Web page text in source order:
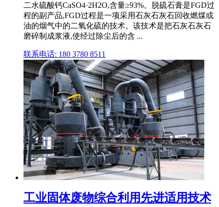
二水硫酸钙CaSO4·2H2O,含量≥93%。脱硫石膏是FGD过
程的副产品,FGD过程是一项采用石灰石灰石回收燃煤或
油的烟气中的二氧化硫的技术。该技术是把石灰石灰石
磨碎制成浆液,使经过除尘后的含 ...
联系电话: 180 3780 8511
工业固体废物综合利用先进适用技术